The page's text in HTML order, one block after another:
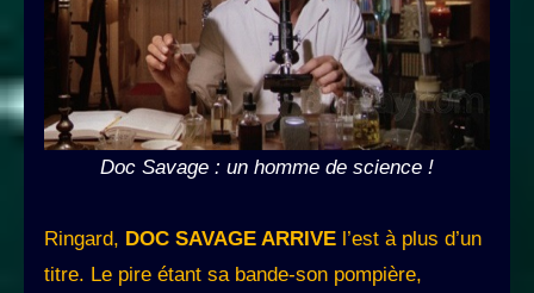
Doc Savage : un homme de science !
Ringard, DOC SAVAGE ARRIVE l’est à plus d’un
titre. Le pire étant sa bande-son pompière,